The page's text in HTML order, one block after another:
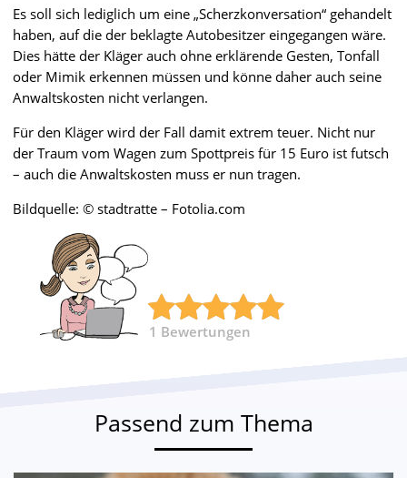
Es soll sich lediglich um eine „Scherzkonversation“ gehandelt
haben, auf die der beklagte Autobesitzer eingegangen wäre.
Dies hätte der Kläger auch ohne erklärende Gesten, Tonfall
oder Mimik erkennen müssen und könne daher auch seine
Anwaltskosten nicht verlangen.
Für den Kläger wird der Fall damit extrem teuer. Nicht nur
der Traum vom Wagen zum Spottpreis für 15 Euro ist futsch
– auch die Anwaltskosten muss er nun tragen.
Bildquelle: © stadtratte – Fotolia.com
1 Bewertungen
Passend zum Thema